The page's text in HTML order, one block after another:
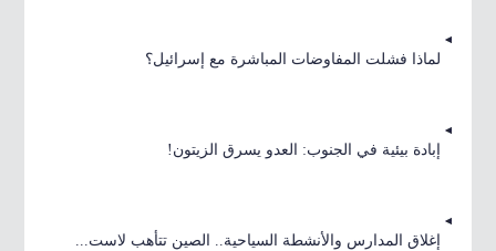
لماذا فشلت المفاوضات المباشرة مع إسرائيل؟
إبادة بيئية في الجنوب: العدو يسرق الزيتون!
إغلاق المدارس والأنشطة السياحية.. الصين تتأهب لاست...